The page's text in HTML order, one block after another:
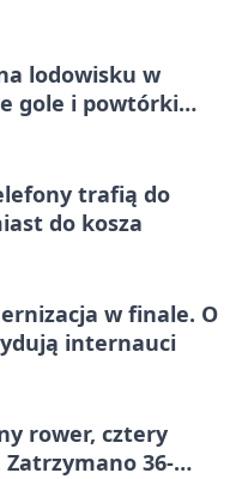
lodowisku w
gole i powtórki
trafią do
do kosza
w finale. O
internauci
rower, cztery
Zatrzymano 36-